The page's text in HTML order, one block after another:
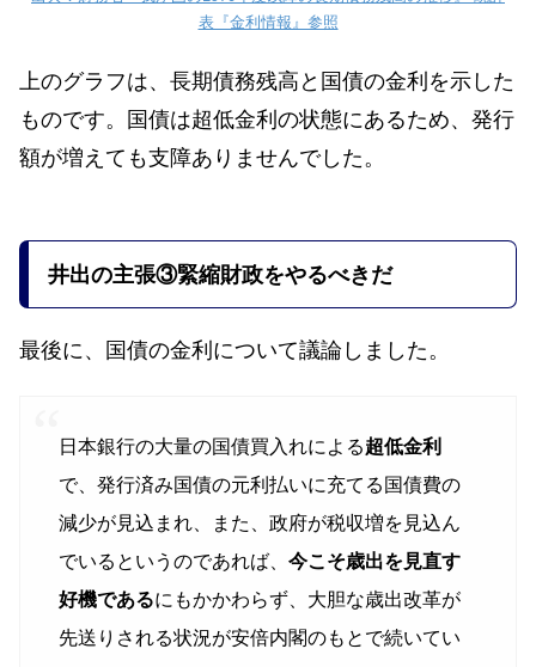
表『金利情報』参照
上のグラフは、長期債務残高と国債の金利を示した
ものです。国債は超低金利の状態にあるため、発行
額が増えても支障ありませんでした。
井出の主張③緊縮財政をやるべきだ
最後に、国債の金利について議論しました。
日本銀行の大量の国債買入れによる超低金利
で、発行済み国債の元利払いに充てる国債費の
減少が見込まれ、また、政府が税収増を見込ん
でいるというのであれば、今こそ歳出を見直す
好機であるにもかかわらず、大胆な歳出改革が
先送りされる状況が安倍内閣のもとで続いてい